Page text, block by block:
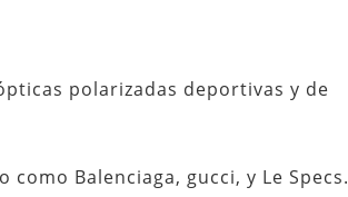
polarizadas deportivas y de
Balenciaga, gucci, y Le Specs.